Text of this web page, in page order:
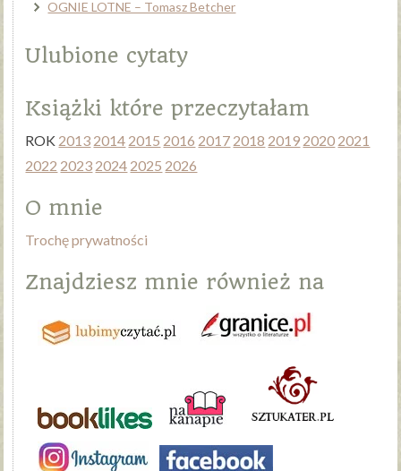
OGNIE LOTNE – Tomasz Betcher
Ulubione cytaty
Książki które przeczytałam
ROK 2013 2014 2015 2016 2017 2018 2019 2020 2021
2022 2023 2024 2025 2026
O mnie
Trochę prywatności
Znajdziesz mnie również na